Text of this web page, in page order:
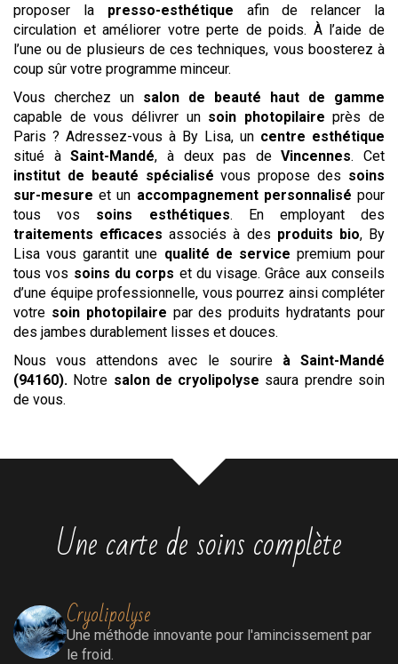
proposer la presso-esthétique afin de relancer la
circulation et améliorer votre perte de poids. À l’aide de
l’une ou de plusieurs de ces techniques, vous boosterez à
coup sûr votre programme minceur.
Vous cherchez un salon de beauté haut de gamme
capable de vous délivrer un soin photopilaire près de
Paris ? Adressez-vous à By Lisa, un centre esthétique
situé àSaint-Mandé, à deux pas deVincennes. Cet
institut de beauté spécialisé vous propose des soins
sur-mesure et un accompagnement personnalisé pour
tous vos soins esthétiques. En employant des
traitements efficaces associés à des produits bio, By
Lisa vous garantit une qualité de service premium pour
tous vos soins du corps et du visage. Grâce aux conseils
d’une équipe professionnelle, vous pourrez ainsi compléter
votre soin photopilaire par des produits hydratants pour
des jambes durablement lisses et douces.
Nous vous attendons avec le sourire à Saint-Mandé
(94160). Notre salon de cryolipolyse saura prendre soin
de vous.
Une carte de soins complète
Cryolipolyse
Une méthode innovante pour l'amincissement par
le froid.